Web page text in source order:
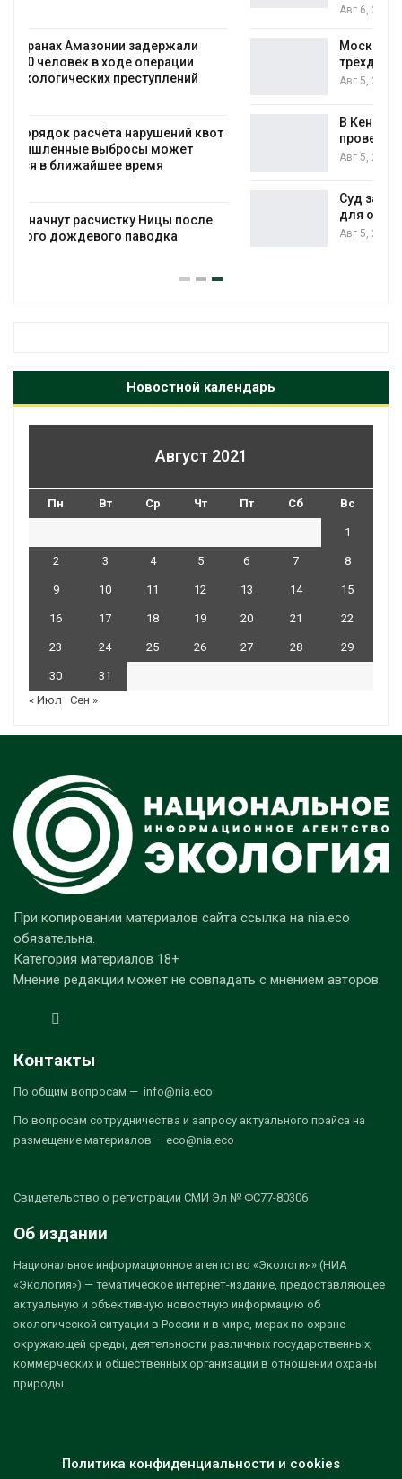
Москвариум отметит 11-летие
трёхдневным фестивалем
Авг 5, 2026
В Кении противников строительства АЭС
проверяют по статье о терроризме
Авг 5, 2026
Суд запретил использовать крокодилов
для охраны израильской тюрьмы
Авг 5, 2026
Новостной календарь
Август 2021
Пн Вт Ср Чт Пт Сб Вс
1
2 3 4 5 6 7 8
9 10 11 12 13 14 15
16 17 18 19 20 21 22
23 24 25 26 27 28 29
30
31
« Июл
Сен »
При копировании материалов сайта ссылка на nia.eco
обязательна.
Категория материалов 18+
Мнение редакции может не совпадать с мнением авторов.
Контакты
По общим вопросам — info@nia.eco
По вопросам сотрудничества и запросу актуального прайса на
размещение материалов — eco@nia.eco
Свидетельство о регистрации СМИ Эл № ФС77-80306
Об издании
Национальное информационное агентство «Экология» (НИА
«Экология») — тематическое интернет-издание, предоставляющее
актуальную и объективную новостную информацию об
экологической ситуации в России и в мире, мерах по охране
окружающей среды, деятельности различных государственных,
коммерческих и общественных организаций в отношении охраны
природы.
Политика конфиденциальности и cookies